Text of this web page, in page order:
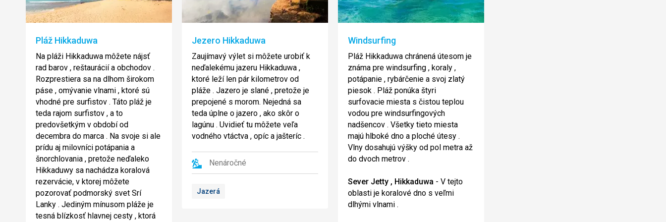
Pláž Hikkaduwa
Na pláži Hikkaduwa môžete nájsť
rad barov , reštaurácií a obchodov .
Rozprestiera sa na dlhom širokom
páse , omývanie vlnami , ktoré sú
vhodné pre surfistov . Táto pláž je
teda rajom surfistov , a to
predovšetkým v období od
decembra do marca . Na svoje si ale
prídu aj milovníci potápania a
šnorchlovania , pretože neďaleko
Hikkaduwy sa nachádza koralová
rezervácie, v ktorej môžete
pozorovať podmorský svet Srí
Lanky . Jediným mínusom pláže je
tesná blízkosť hlavnej cesty , ktorá
Jezero Hikkaduwa
Zaujímavý výlet si môžete urobiť k
neďalekému jazeru Hikkaduwa ,
ktoré leží len pár kilometrov od
pláže . Jazero je slané , pretože je
prepojené s morom. Nejedná sa
teda úplne o jazero , ako skôr o
lagúnu . Uvidieť tu môžete veľa
vodného vtáctva , opíc a jašteríc .
Nenáročné
Jazerá
Windsurfing
Pláž Hikkaduwa chránená útesom je
známa pre windsurfing , koraly ,
potápanie , rybárčenie a svoj ​​zlatý
piesok . Pláž ponúka štyri
surfovacie miesta s čistou teplou
vodou pre windsurfingových
nadšencov . Všetky tieto miesta
majú hlboké dno a ploché útesy .
Vlny dosahujú výšky od pol metra až
do dvoch metrov .
Sever Jetty , Hikkaduwa - V tejto
oblasti je koralové dno s veľmi
dlhými vlnami .